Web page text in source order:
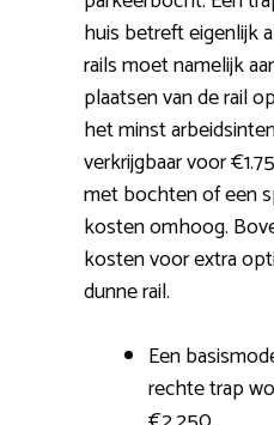
huis betreft eigenlijk
rails moet namelijk
plaatsen van de rail
het minst
verkrijgbaar voor
met bochten of een
kosten omhoog.
kosten voor extra
dunne rail.
Een
rechte trap